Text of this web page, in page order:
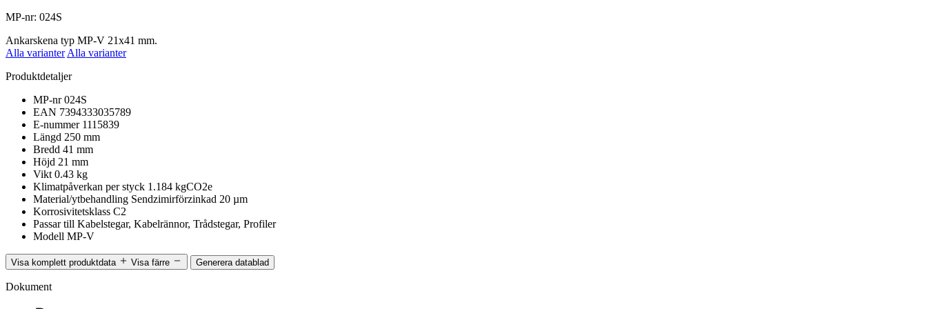
MP-nr: 024S
Ankarskena typ MP-V 21x41 mm.
Alla varianter Alla varianter
Produktdetaljer
MP-nr 024S
EAN 7394333035789
E-nummer 1115839
Längd 250 mm
Bredd 41 mm
Höjd 21 mm
Vikt 0.43 kg
Klimatpåverkan per styck 1.184 kgCO2e
Material/ytbehandling Sendzimirförzinkad 20 µm
Korrosivitetsklass C2
Passar till Kabelstegar, Kabelrännor, Trådstegar, Profiler
Modell MP-V
Visa komplett produktdata Visa färre Generera datablad
Dokument